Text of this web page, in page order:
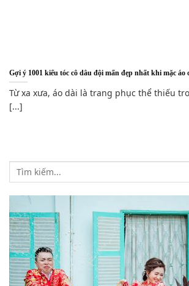
Gợi ý 1001 kiểu tóc cô dâu đội mấn đẹp nhất khi mặc áo
Từ xa xưa, áo dài là trang phục thể thiếu
[...]